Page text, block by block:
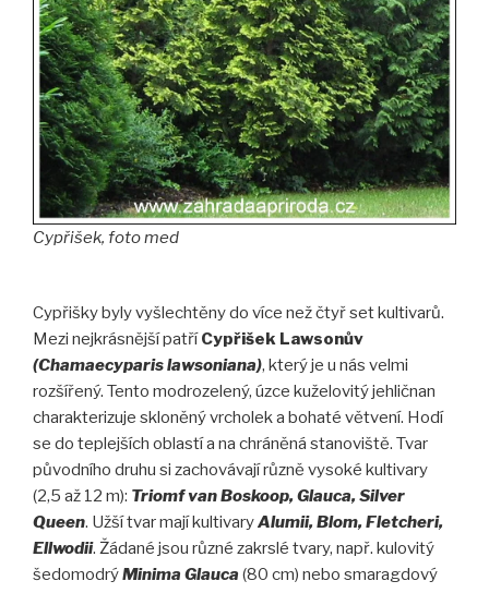
Cypřišek, foto med
Cypřišky byly vyšlechtěny do více než čtyř set kultivarů.
Mezi nejkrásnější patříCypřišek Lawsonův
(Chamaecyparis lawsoniana), který je u nás velmi
rozšířený. Tento modrozelený, úzce kuželovitý jehličnan
charakterizuje skloněný vrcholek a bohaté větvení. Hodí
se do teplejších oblastí a na chráněná stanoviště. Tvar
původního druhu si zachovávají různě vysoké kultivary
(2,5 až 12 m): Triomf van Boskoop, Glauca, Silver
Queen. Užší tvar mají kultivaryAlumii, Blom, Fletcheri,
Ellwodii. Žádané jsou různé zakrslé tvary, např. kulovitý
šedomodrýMinima Glauca (80 cm) nebo smaragdový